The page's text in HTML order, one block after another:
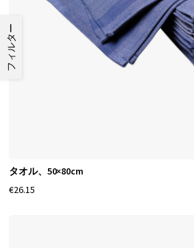
タオル、50×80cm
€26.15
フィルター